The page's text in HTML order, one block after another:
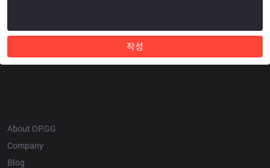
작성
About OP.GG
Company
Blog